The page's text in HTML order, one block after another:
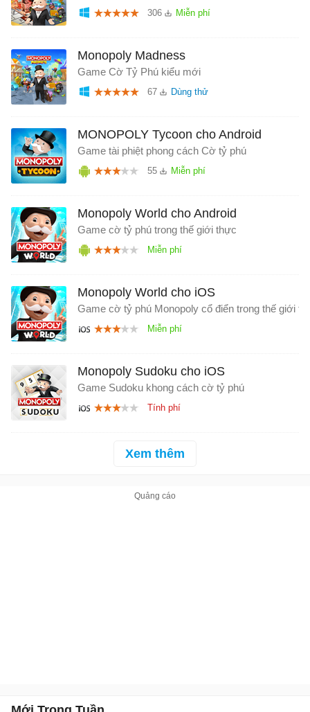
306
Monopoly Madness
Game Cờ Tỷ Phú kiểu mới
67
MONOPOLY Tycoon cho Android
Game tài phiệt phong cách Cờ tỷ phú
55
Monopoly World cho Android
Game cờ tỷ phú trong thế giới thực
Monopoly World cho iOS
Game cờ tỷ phú Monopoly cổ điển trong thế giới
Monopoly Sudoku cho iOS
Game Sudoku khong cách cờ tỷ phú
Xem thêm